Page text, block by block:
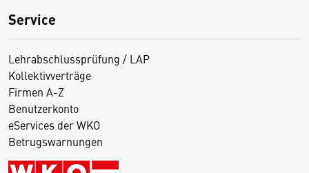
Service
Lehrabschlussprüfung / LAP
Kollektivverträge
Firmen A-Z
Benutzerkonto
eServices der WKO
Betrugswarnungen